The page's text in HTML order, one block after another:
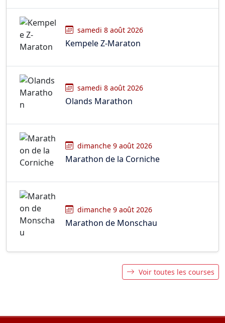
samedi 8 août 2026
Kempele Z-Maraton
samedi 8 août 2026
Olands Marathon
dimanche 9 août 2026
Marathon de la Corniche
dimanche 9 août 2026
Marathon de Monschau
Voir toutes les courses